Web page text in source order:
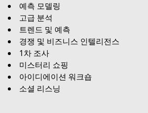
예측 모델링
고급 분석
트렌드 및 예측
경쟁 및 비즈니스 인텔리전스
1차 조사
미스터리 쇼핑
아이디에이션 워크숍
소셜 리스닝